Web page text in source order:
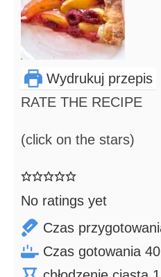
Wydrukuj przepis
RATE THE RECIPE
(click on the stars)
No ratings yet
Czas
Czas gotowania 40